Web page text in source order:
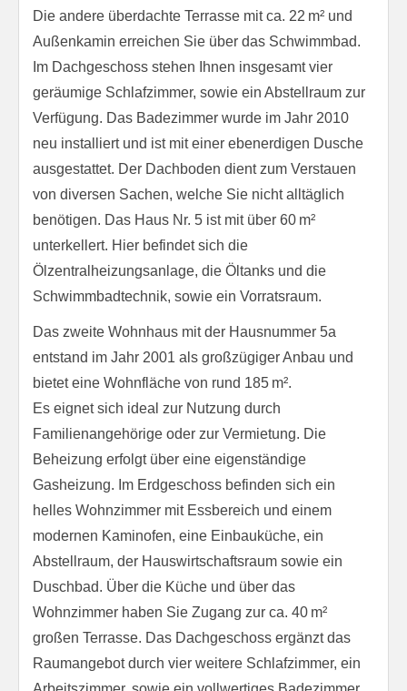
Die andere überdachte Terrasse mit ca. 22 m² und
Außenkamin erreichen Sie über das Schwimmbad.
Im Dachgeschoss stehen Ihnen insgesamt vier
geräumige Schlafzimmer, sowie ein Abstellraum zur
Verfügung. Das Badezimmer wurde im Jahr 2010
neu installiert und ist mit einer ebenerdigen Dusche
ausgestattet. Der Dachboden dient zum Verstauen
von diversen Sachen, welche Sie nicht alltäglich
benötigen. Das Haus Nr. 5 ist mit über 60 m²
unterkellert. Hier befindet sich die
Ölzentralheizungsanlage, die Öltanks und die
Schwimmbadtechnik, sowie ein Vorratsraum.
Das zweite Wohnhaus mit der Hausnummer 5a
entstand im Jahr 2001 als großzügiger Anbau und
bietet eine Wohnfläche von rund 185 m².
Es eignet sich ideal zur Nutzung durch
Familienangehörige oder zur Vermietung. Die
Beheizung erfolgt über eine eigenständige
Gasheizung. Im Erdgeschoss befinden sich ein
helles Wohnzimmer mit Essbereich und einem
modernen Kaminofen, eine Einbauküche, ein
Abstellraum, der Hauswirtschaftsraum sowie ein
Duschbad. Über die Küche und über das
Wohnzimmer haben Sie Zugang zur ca. 40 m²
großen Terrasse. Das Dachgeschoss ergänzt das
Raumangebot durch vier weitere Schlafzimmer, ein